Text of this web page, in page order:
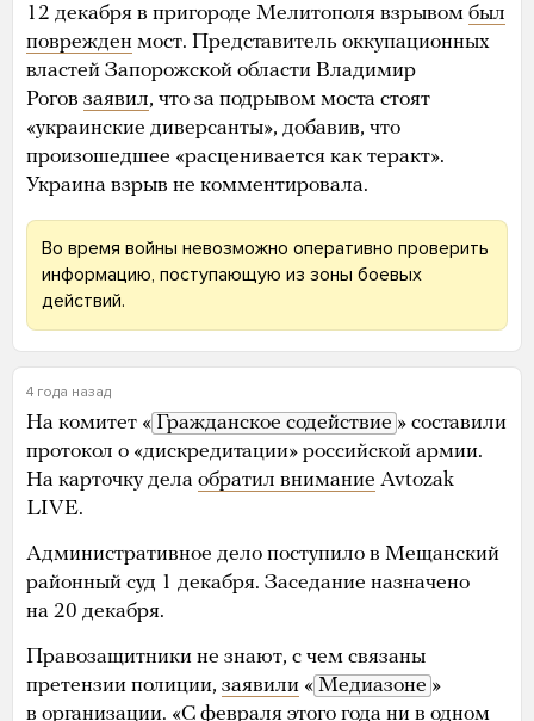
12 декабря в пригороде Мелитополя взрывом был
поврежден мост. Представитель оккупационных
властей Запорожской области Владимир
Рогов заявил, что за подрывом моста стоят
«украинские диверсанты», добавив, что
произошедшее «расценивается как теракт».
Украина взрыв не комментировала.
Во время войны невозможно оперативно проверить
информацию, поступающую из зоны боевых
действий.
4 года назад
На комитет « Гражданское содействие » составили
протокол о «дискредитации» российской армии.
На карточку дела обратил внимание Avtozak
LIVE.
Административное дело поступило в Мещанский
районный суд 1 декабря. Заседание назначено
на 20 декабря.
Правозащитники не знают, с чем связаны
претензии полиции, заявили « Медиазоне »
в организации. «С февраля этого года ни в одном